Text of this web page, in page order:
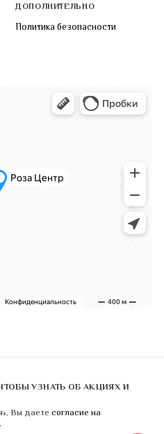
ДОПОЛНИТЕЛЬНО
Политика безопасности
УЗНАТЬ ОБ АКЦИЯХ И
Вы даете согласие на